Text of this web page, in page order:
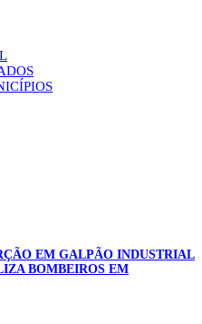
EM GALPÃO INDUSTRIAL
BOMBEIROS EM